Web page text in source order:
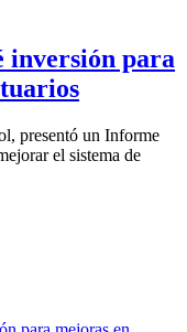
inversión para
presentó un Informe
el sistema de